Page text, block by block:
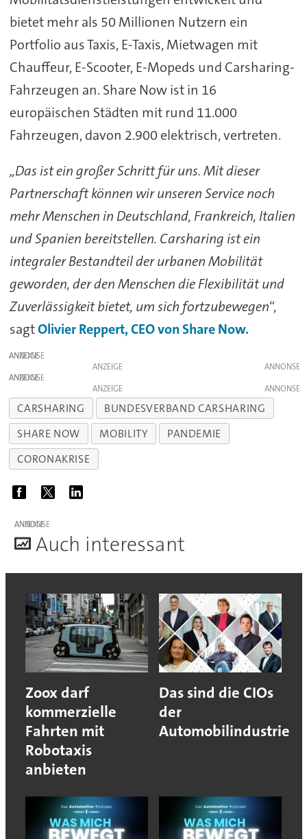
bietet mehr als 50 Millionen Nutzern ein
Portfolio aus Taxis, E-Taxis, Mietwagen mit
Chauffeur, E-Scooter, E-Mopeds und Carsharing-
Fahrzeugen an. Share Now ist in 16
europäischen Städten mit rund 11.000
Fahrzeugen, davon 2.900 elektrisch, vertreten.
„Das ist ein großer Schritt für uns. Mit dieser
Partnerschaft können wir unseren Service noch
mehr Menschen in Deutschland, Frankreich, Italien
und Spanien bereitstellen. Carsharing ist ein
integraler Bestandteil der urbanen Mobilität
geworden, der den Menschen die Flexibilität und
Zuverlässigkeit bietet, um sich fortzubewegen“,
sagtOlivier Reppert, CEO von Share Now.
ANZEIGE
ANZEIGE
ANZEIGE
ANZEIGE
CARSHARING
BUNDESVERBAND CARSHARING
SHARE NOW
MOBILITY
PANDEMIE
CORONAKRISE
ANZEIGE
Auch interessant
Zoox darf
kommerzielle
Fahrten mit
Robotaxis
anbieten
Das sind die CIOs
der
Automobilindustrie